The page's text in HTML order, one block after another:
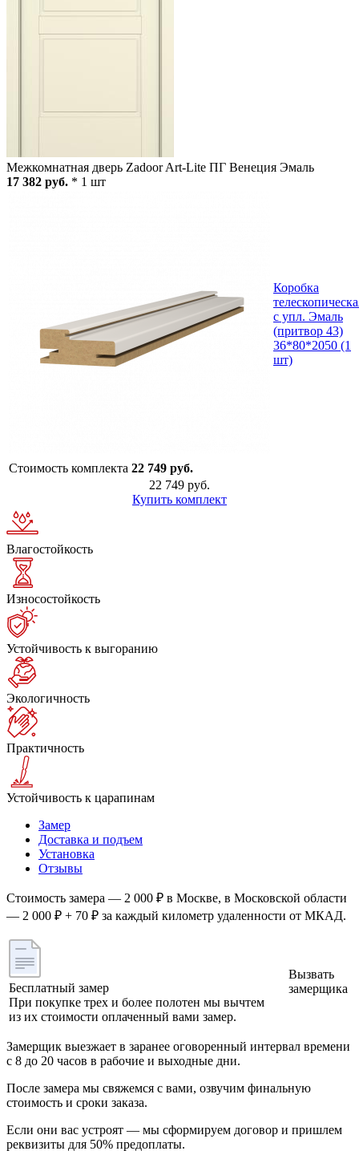
Межкомнатная дверь Zadoor Art-Lite ПГ Венеция Эмаль
17 382 руб. * 1 шт
Коробка
с упл. Эмаль
(притвор 43)
36*80*2050 (1
шт)
Стоимость комплекта 22 749 руб.
22 749 руб.
Купить комплект
Влагостойкость
Износостойкость
Устойчивость к выгоранию
Экологичность
Практичность
Устойчивость к царапинам
Замер
Доставка и подъем
Установка
Отзывы
Стоимость замера — 2 000 ₽ в Москве, в Московской области
— 2 000 ₽ + 70 ₽ за каждый километр удаленности от МКАД.
Бесплатный замер
При покупке трех и более полотен мы вычтем
из их стоимости оплаченный вами замер.
Вызвать
замерщика
Замерщик выезжает в заранее оговоренный интервал времени
с 8 до 20 часов в рабочие и выходные дни.
После замера мы свяжемся с вами, озвучим финальную
стоимость и сроки заказа.
Если они вас устроят — мы сформируем договор и пришлем
реквизиты для 50% предоплаты.